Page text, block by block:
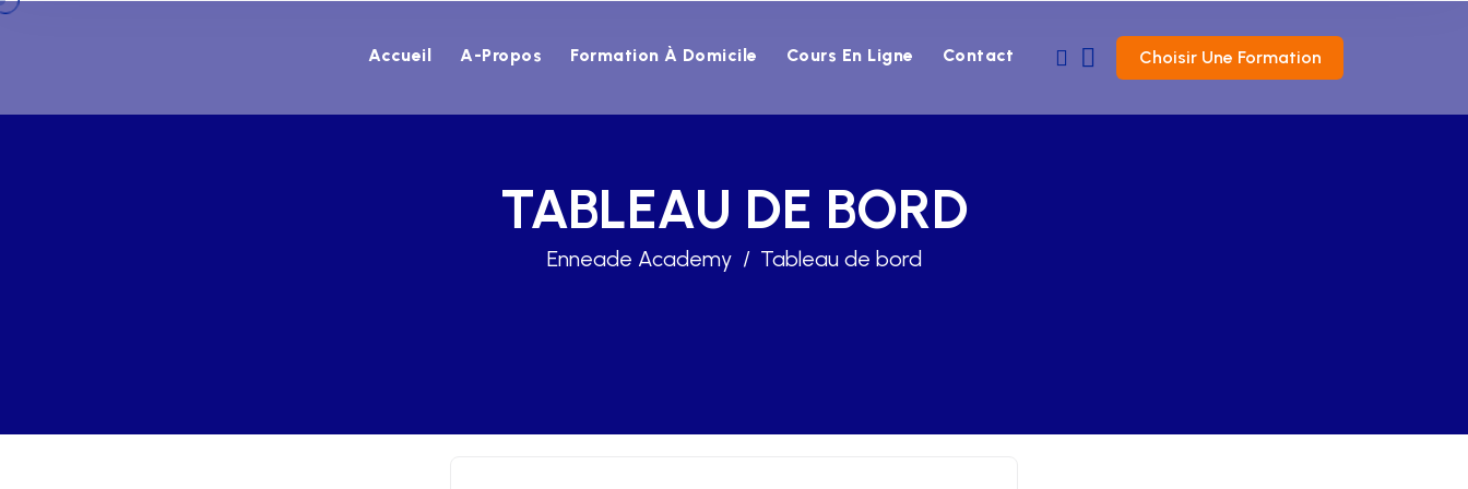
Accueil A-Propos Formation À Domicile Cours En Ligne Contact Choisir Une Formation
TABLEAU DE BORD
Enneade Academy Tableau de bord